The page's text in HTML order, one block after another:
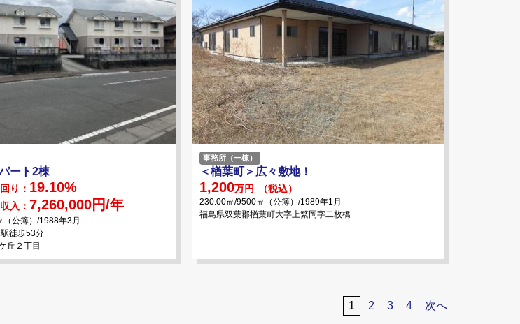
ート2棟
り： 19.10%
入： 7,260,000円/年
公簿）/1988年3月
徒歩53分
丘２丁目
事務所（一棟）
＜楢葉町＞広々敷地！
1,200万円 （税込）
230.00㎡/9500㎡（公簿）/1989年1月
福島県双葉郡楢葉町大字上繁岡字二枚橋
1 2 3 4 次へ